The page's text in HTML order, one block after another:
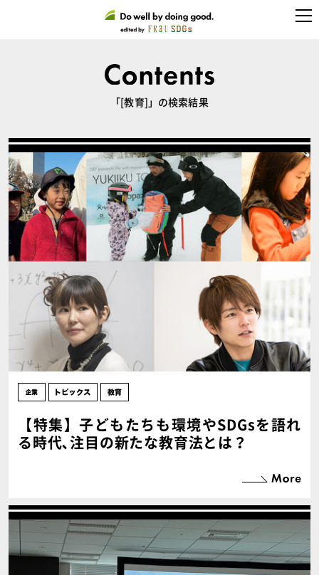
「[教育]」の検索結果
【特集】子どもたちも環境やSDGsを語れ
る時代､注目の新たな教育法とは？